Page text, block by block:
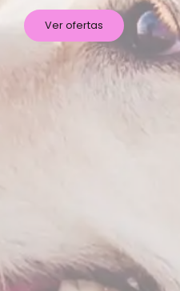
Ver ofertas